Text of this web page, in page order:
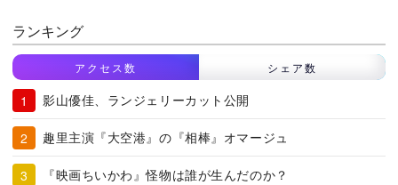
ランキング
アクセス数 シェア数
影山優佳、ランジェリーカット公開
趣里主演『大空港』の『相棒』オマージュ
『映画ちいかわ』怪物は誰が生んだのか？